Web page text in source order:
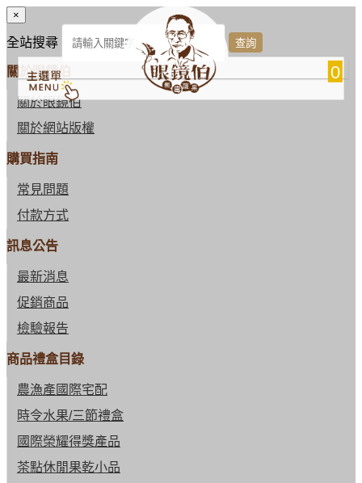
0
×
全站搜尋
關於眼鏡伯
關於眼鏡伯
關於網站版權
購買指南
常見問題
付款方式
訊息公告
最新消息
促銷商品
檢驗報告
商品禮盒目錄
農漁產國際宅配
時令水果/三節禮盒
國際榮耀得獎產品
茶點休閒果乾小品